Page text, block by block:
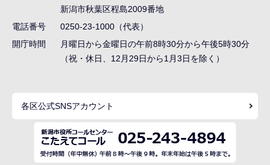
シ
ョ
ま
新潟市秋葉区程島2009番地
電話番号
0250-23-1000（代表）
開庁時間
月曜日から金曜日の午前8時30分から午後5時30分
（祝・休日、12月29日から1月3日を除く）
各区公式SNSアカウント